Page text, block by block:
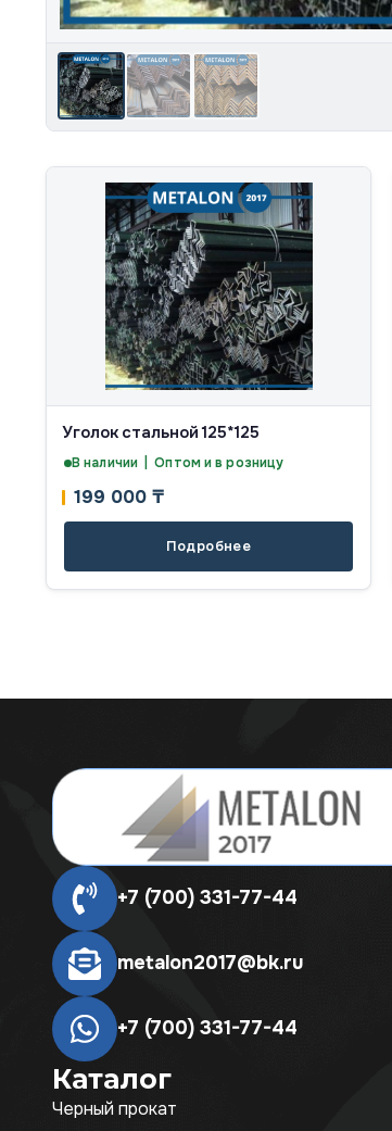
Уголок стальной 125*125
В наличии | Оптом и в розницу
199 000 ₸
Подробнее
+7 (700) 331-77-44
metalon2017@bk.ru
+7 (700) 331-77-44
Каталог
Черный прокат